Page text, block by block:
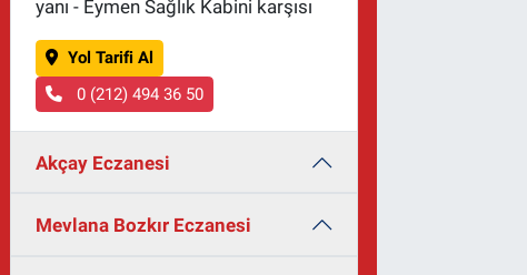
yanı - Eymen Sağlık Kabini karşısı
Yol Tarifi Al
0 (212) 494 36 50
Akçay Eczanesi
Mevlana Bozkır Eczanesi